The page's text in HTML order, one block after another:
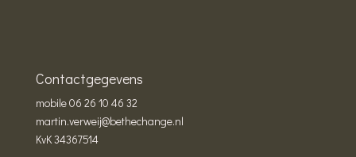
Contactgegevens
mobile06 26 10 46 32
martin.verweij@bethechange.nl
KvK 34367514